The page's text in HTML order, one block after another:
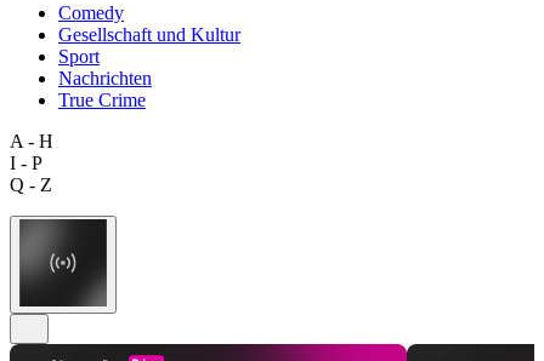
Comedy
Gesellschaft und Kultur
Sport
Nachrichten
True Crime
A - H
I - P
Q - Z